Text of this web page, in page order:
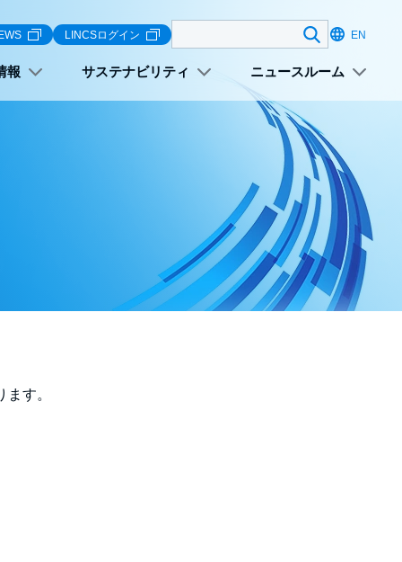
報 サステナビリティ ニュースルーム
LINCSログイン 検索する
EN
す。